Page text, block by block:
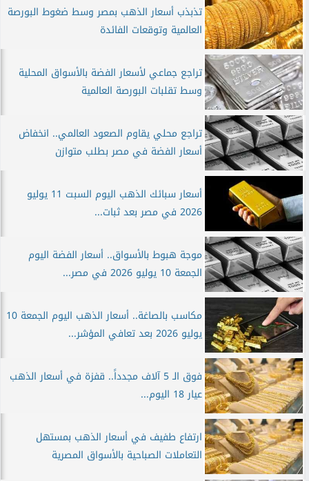
تذبذب أسعار الذهب بمصر وسط ضغوط البورصة
العالمية وتوقعات الفائدة
تراجع جماعي لأسعار الفضة بالأسواق المحلية
وسط تقلبات البورصة العالمية
تراجع محلي يقاوم الصعود العالمي.. انخفاض
أسعار الفضة في مصر بطلب متوازن
أسعار سبائك الذهب اليوم السبت 11 يوليو
2026 في مصر بعد ثبات...
موجة هبوط بالأسواق.. أسعار الفضة اليوم
الجمعة 10 يوليو 2026 في مصر...
مكاسب بالصاغة.. أسعار الذهب اليوم الجمعة 10
يوليو 2026 بعد تعافي المؤشر...
فوق الـ 5 آلاف مجدداً.. قفزة في أسعار الذهب
عيار 18 اليوم...
ارتفاع طفيف في أسعار الذهب بمستهل
التعاملات الصباحية بالأسواق المصرية